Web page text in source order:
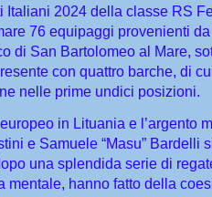
Italiani 2024 della classe RS
76 equipaggi provenienti
di San Bartolomeo al Mare,
con quattro barche, di
nelle prime undici posizioni.
europeo in Lituania e l’argento
e Samuele “Masu”
una splendida serie di
mentale, hanno fatto della